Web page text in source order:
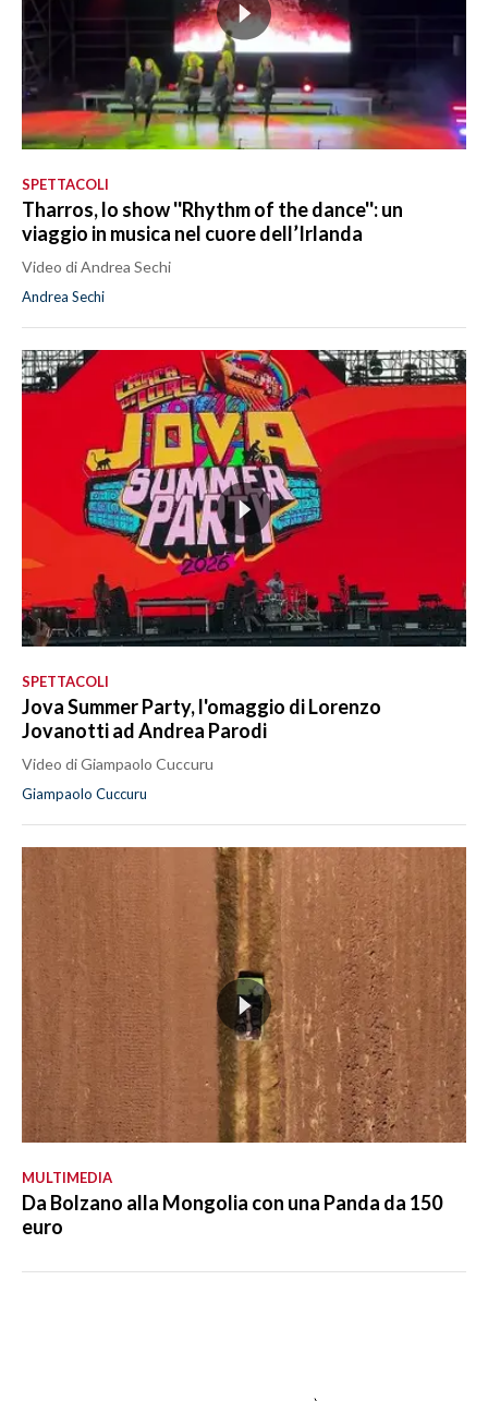
SPETTACOLI
Tharros, lo show ''Rhythm of the dance'': un
viaggio in musica nel cuore dell’Irlanda
Video di Andrea Sechi
Andrea Sechi
SPETTACOLI
Jova Summer Party, l'omaggio di Lorenzo
Jovanotti ad Andrea Parodi
Video di Giampaolo Cuccuru
Giampaolo Cuccuru
MULTIMEDIA
Da Bolzano alla Mongolia con una Panda da 150
euro